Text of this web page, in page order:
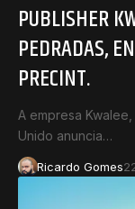
PUBLISHER
PEDRADAS,
PRECINT.
A empresa
Unido anuncia…
Ricardo Gomes